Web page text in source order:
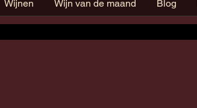
Wijnen Wijn van de maand Blog